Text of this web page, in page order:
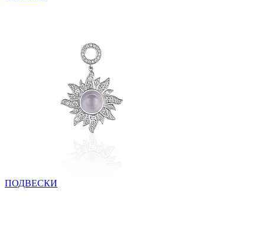
ПОДВЕСКИ